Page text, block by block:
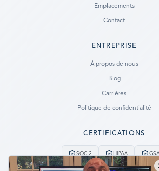
Emplacements
Contact
ENTREPRISE
À propos de nous
Blog
Carrières
Politique de confidentialité
CERTIFICATIONS
SOC 2 HIPAA
LET US CALL YOU NOW!
REQUEST AN ESTIMATE